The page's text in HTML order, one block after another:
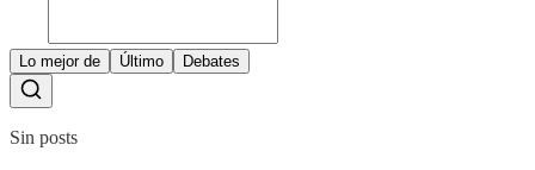
Lo mejor de Último Debates
Sin posts